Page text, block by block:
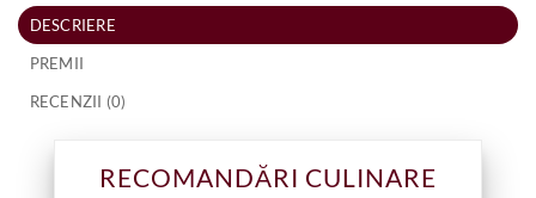
DESCRIERE
PREMII
RECENZII (0)
RECOMANDĂRI CULINARE